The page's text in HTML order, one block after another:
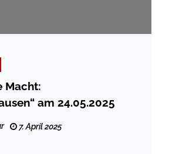
Macht:
am 24.05.2025
7. April 2025